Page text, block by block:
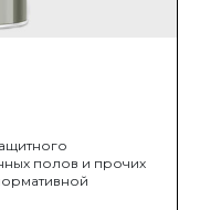
полов и прочих